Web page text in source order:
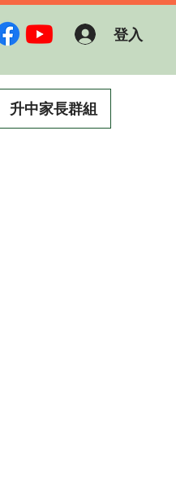
登入
升中家長群組